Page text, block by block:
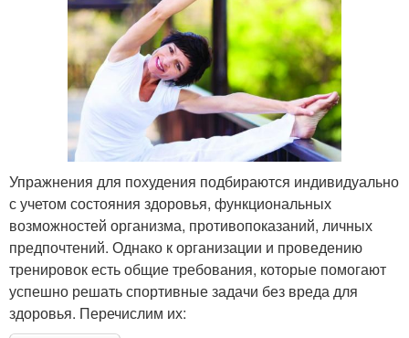
Упражнения для похудения подбираются индивидуально
с учетом состояния здоровья, функциональных
возможностей организма, противопоказаний, личных
предпочтений. Однако к организации и проведению
тренировок есть общие требования, которые помогают
успешно решать спортивные задачи без вреда для
здоровья. Перечислим их: